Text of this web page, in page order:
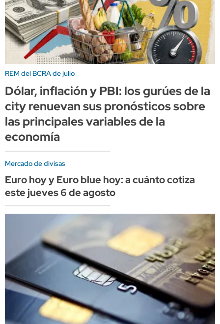
REM del BCRA de julio
Dólar, inflación y PBI: los gurúes de la
city renuevan sus pronósticos sobre
las principales variables de la
economía
Mercado de divisas
Euro hoy y Euro blue hoy: a cuánto cotiza
este jueves 6 de agosto